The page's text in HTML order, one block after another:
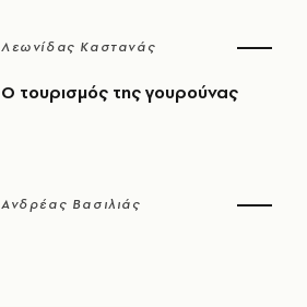
Λεωνίδας Καστανάς
Ο τουρισμός της γουρούνας
Ανδρέας Βασιλιάς